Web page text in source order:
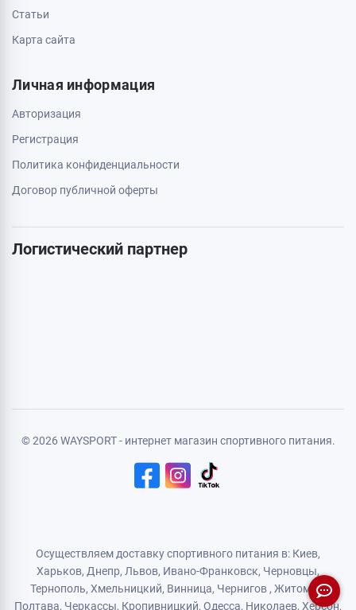
0 800 403 173
044 334 54 27
063 789 66 52
Дополнительно
Акции
Бренды
Карта сайта
Логистический партнер